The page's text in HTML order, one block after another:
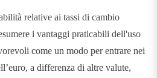
relative ai tassi di cambio
i vantaggi praticabili dell'uso
come un modo per entrare nei
a differenza di altre valute,